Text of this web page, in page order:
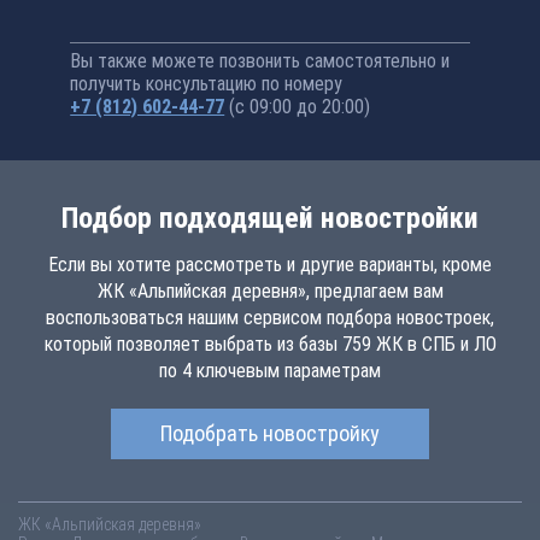
Вы также можете позвонить самостоятельно и
получить консультацию по номеру
+7 (812) 602-44-77 (с 09:00 до 20:00)
Подбор подходящей новостройки
Если вы хотите рассмотреть и другие варианты, кроме
ЖК «Альпийская деревня», предлагаем вам
воспользоваться нашим сервисом подбора новостроек,
который позволяет выбрать из базы 759 ЖК в СПБ и ЛО
по 4 ключевым параметрам
Подобрать новостройку
ЖК «Альпийская деревня»